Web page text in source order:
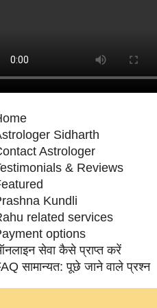
Sidharth
Astrologer
& Reviews
Kundli
related services
options
सेवा कैसे प्राप्‍त करें
सामान्‍यत: पूछे जाने वाले प्रश्‍न